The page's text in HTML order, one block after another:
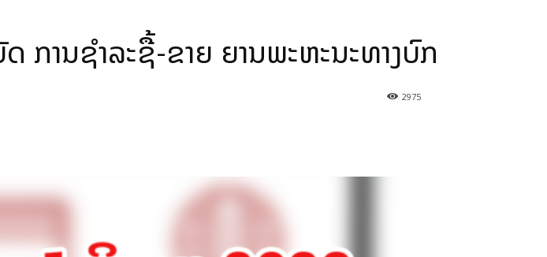
ການຊໍາລະຊື້-ຂາຍ ຍານພະຫະນະທາງບົກ
2975